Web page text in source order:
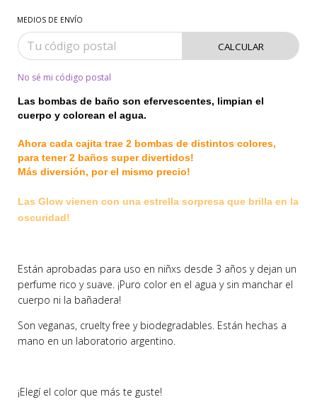
MEDIOS DE ENVÍO
CALCULAR
No sé mi código postal
Las bombas de baño son efervescentes, limpian el
cuerpo y colorean el agua.⁠
Ahora cada cajita trae 2 bombas de distintos colores,
para tener 2 baños super divertidos!
Más diversión, por el mismo precio!
Las Glow vienen con una estrella sorpresa que brilla en la
oscuridad!
Están aprobadas para uso en niñxs desde 3 años y dejan un
perfume rico y suave. ¡Puro color en el agua y sin manchar el
cuerpo ni la bañadera!
Son veganas, cruelty free y biodegradables. Están hechas a
mano en un laboratorio argentino.
¡Elegí el color que más te guste!